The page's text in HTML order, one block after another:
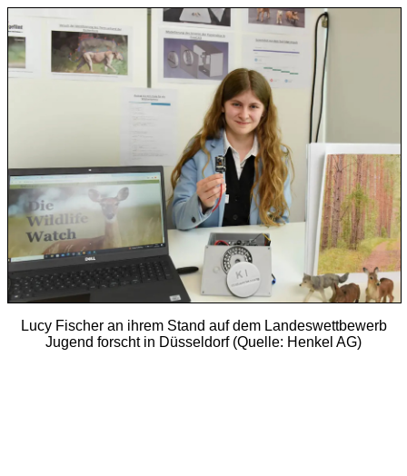
Lucy Fischer an ihrem Stand auf dem Landeswettbewerb
Jugend forscht in Düsseldorf (Quelle: Henkel AG)